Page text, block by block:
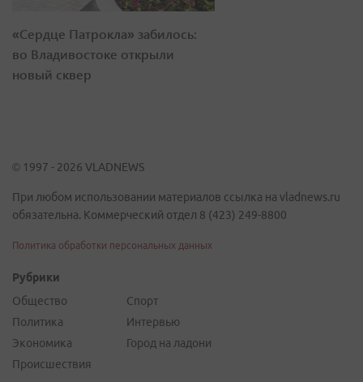
«Сердце Патрокла» забилось:
во Владивостоке открыли
новый сквер
© 1997 - 2026 VLADNEWS
При любом использовании материалов ссылка на vladnews.ru
обязательна. Коммерческий отдел 8 (423) 249-8800
Политика обработки персональных данных
Рубрики
Общество
Политика
Экономика
Происшествия
Спорт
Интервью
Город на ладони